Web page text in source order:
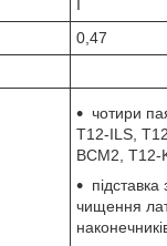
0,47
чотири
T12-ILS,
BCM2, T12-
чищення